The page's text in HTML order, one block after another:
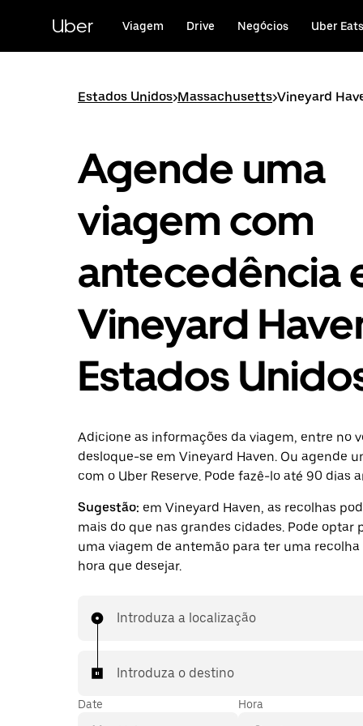
conteúdo
Uber Viagem Drive Negócios Uber Eats
Estados Unidos>Massachusetts>Vineyard
Agende uma
viagem com
antecedência
Vineyard
Estados
Adicione as informações da viagem, entre no
desloque-se em Vineyard Haven. Ou agende
com o Uber Reserve. Pode fazê-lo até 90 dias
Sugestão: em Vineyard Haven, as recolhas
mais do que nas grandes cidades. Pode optar
uma viagem de antemão para ter uma
hora que desejar.
Introduza a localização
Introduza o destino
Date Hora